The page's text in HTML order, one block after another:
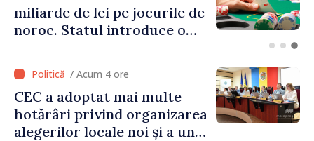
miliarde de lei pe jocurile de
noroc. Statul introduce o
peste 500 de milioane de lei
la buget / Acum 4 ore
CEC a adoptat mai multe
hotărâri privind organizarea
alegerilor locale noi și a unui